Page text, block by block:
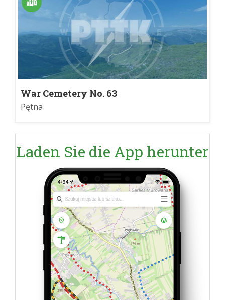
War Cemetery No. 63
Pętna
Laden Sie die App herunter